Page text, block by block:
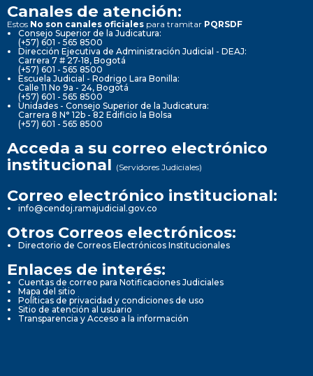
Canales de atención:
Estos No son canales oficiales para tramitar PQRSDF
Consejo Superior de la Judicatura:
(+57) 601 - 565 8500
Dirección Ejecutiva de Administración Judicial - DEAJ:
Carrera 7 # 27-18, Bogotá
(+57) 601 - 565 8500
Escuela Judicial - Rodrigo Lara Bonilla:
Calle 11 No 9a - 24, Bogotá
(+57) 601 - 565 8500
Unidades - Consejo Superior de la Judicatura:
Carrera 8 N° 12b - 82 Edificio la Bolsa
(+57) 601 - 565 8500
Acceda a su correo electrónico
institucional (Servidores Judiciales)
Correo electrónico institucional:
info@cendoj.ramajudicial.gov.co
Otros Correos electrónicos:
Directorio de Correos Electrónicos Institucionales
Enlaces de interés:
Cuentas de correo para Notificaciones Judiciales
Mapa del sitio
Políticas de privacidad y condiciones de uso
Sitio de atención al usuario
Transparencia y Acceso a la información